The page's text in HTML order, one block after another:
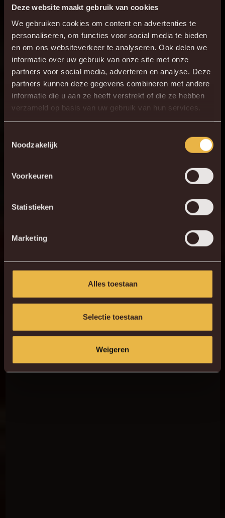
Deze website maakt gebruik van cookies
We gebruiken cookies om content en advertenties te
personaliseren, om functies voor social media te bieden
en om ons websiteverkeer te analyseren. Ook delen we
informatie over uw gebruik van onze site met onze
partners voor social media, adverteren en analyse. Deze
partners kunnen deze gegevens combineren met andere
informatie die u aan ze heeft verstrekt of die ze hebben
verzameld op basis van uw gebruik van hun services.
Noodzakelijk
Voorkeuren
Statistieken
Marketing
Alles toestaan
Selectie toestaan
Weigeren